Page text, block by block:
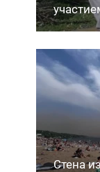
Стена